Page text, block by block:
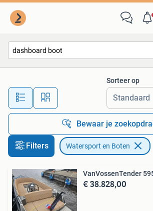
Alle afstanden…
Sorteer op
Bewaar je
Filters Watersport en Boten
VanVossenTender
€ 38.828,00